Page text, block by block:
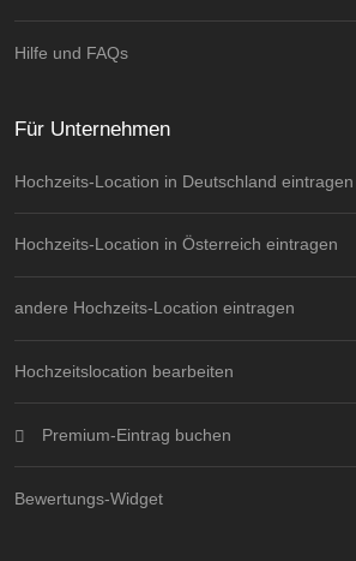
Hilfe und FAQs
Für Unternehmen
Hochzeits-Location in Deutschland eintragen
Hochzeits-Location in Österreich eintragen
andere Hochzeits-Location eintragen
Hochzeitslocation bearbeiten
Premium-Eintrag buchen
Bewertungs-Widget